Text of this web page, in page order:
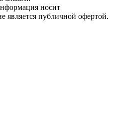
носит
является публичной офертой.